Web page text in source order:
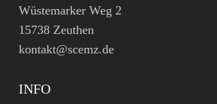
Wüstemarker Weg 2
15738 Zeuthen
kontakt@scemz.de
INFO